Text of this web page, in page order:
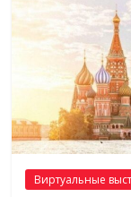
Виртуальные